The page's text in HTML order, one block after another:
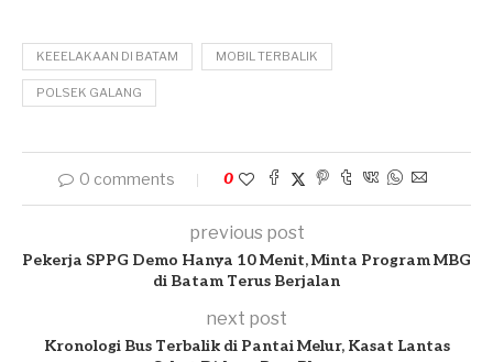
KEEELAKAAN DI BATAM MOBIL TERBALIK
POLSEK GALANG
0 comments 0
previous post
Pekerja SPPG Demo Hanya 10 Menit, Minta Program MBG
di Batam Terus Berjalan
next post
Kronologi Bus Terbalik di Pantai Melur, Kasat Lantas